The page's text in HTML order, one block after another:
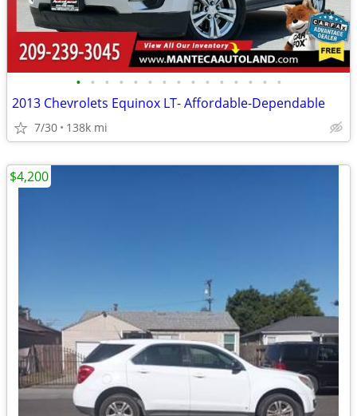
• • • • • • • • • • • • • • •
2013 Chevrolets Equinox LT- Affordable-Dependable
7/30 138k mi
$4,200